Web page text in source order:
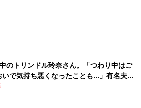
のトリンドル玲奈さん。「つわり中はご
いで気持ち悪くなったことも…」有名夫婦
から学んだ夫がつわり中にしたことと